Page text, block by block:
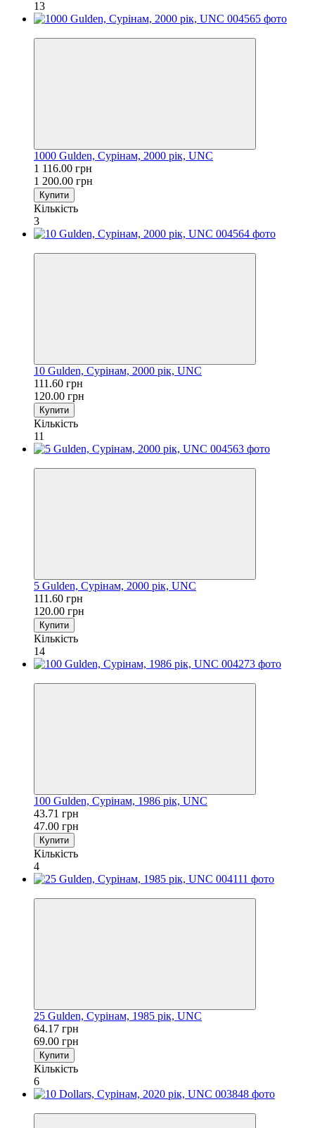
13
1000 Gulden, Сурінам, 2000 рік, UNC
1 116.00 грн
1 200.00 грн
Купити
Кількість
3
10 Gulden, Сурінам, 2000 рік, UNC
111.60 грн
120.00 грн
Купити
Кількість
11
5 Gulden, Сурінам, 2000 рік, UNC
111.60 грн
120.00 грн
Купити
Кількість
14
100 Gulden, Сурінам, 1986 рік, UNC
43.71 грн
47.00 грн
Купити
Кількість
4
25 Gulden, Сурінам, 1985 рік, UNC
64.17 грн
69.00 грн
Купити
Кількість
6